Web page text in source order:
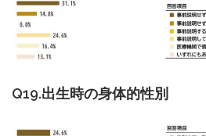
Q19.出生時の身体的性別